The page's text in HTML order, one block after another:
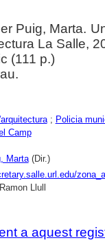
Puig, Marta.
La Salle,
(111 p.)
; Policia
Camp
Marta(Dir.)
Llull
a aquest